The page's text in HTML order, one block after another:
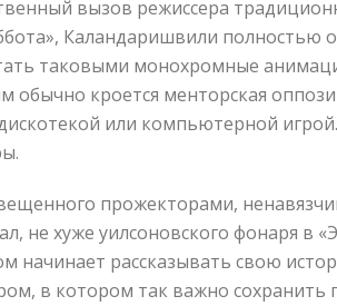
вызов режиссера
Каландаришвили полностью
таковыми монохромные
кроется менторская
или компьютерной
прожекторами,
хуже уилсоновского фонаря в
начинает рассказывать свою
в котором так важно сохранить